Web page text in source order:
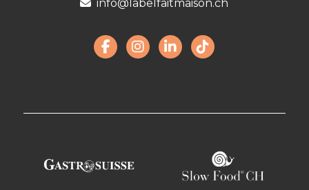
info@labelfaitmaison.ch